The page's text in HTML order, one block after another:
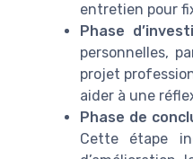
entretien pour
Phase
personnelles,
projet
aider à une
Phase de
Cette étape